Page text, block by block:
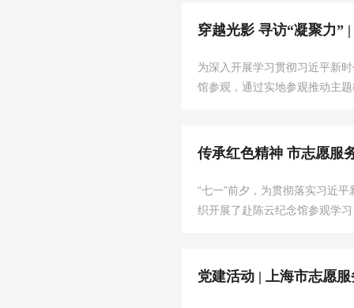
穿越光影 寻访“凝聚力”
为深入开展学习贯彻习近平新
馆参观，通过实地参观推动主
传承红色精神 市志愿服
“七一”前夕，为贯彻落实习近
织开展了赴陈云纪念馆参观学
党建活动 | 上海市志愿